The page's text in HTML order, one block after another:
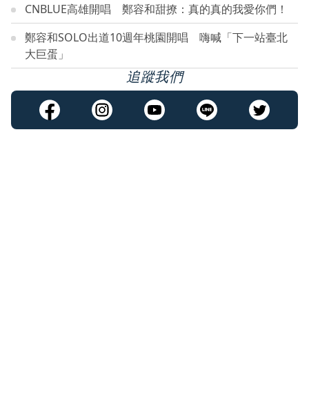
CNBLUE高雄開唱 鄭容和甜撩：真的真的我愛你們！
鄭容和SOLO出道10週年桃園開唱 嗨喊「下一站臺北
大巨蛋」
追蹤我們